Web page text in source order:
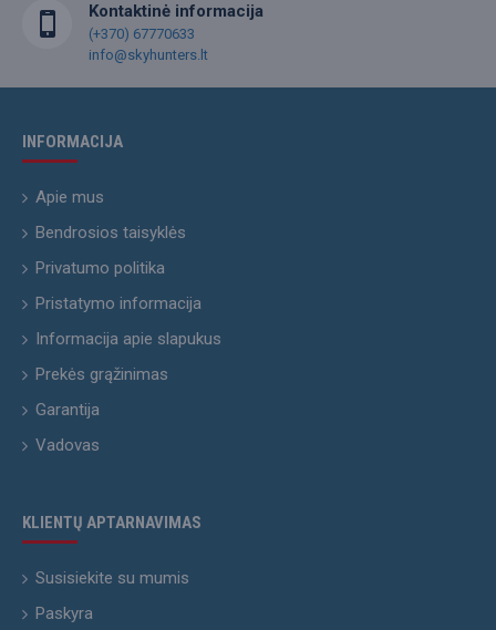
Kontaktinė informacija
(+370) 67770633
info@skyhunters.lt
INFORMACIJA
Apie mus
Bendrosios taisyklės
Privatumo politika
Pristatymo informacija
Informacija apie slapukus
Prekės grąžinimas
Garantija
Vadovas
KLIENTŲ APTARNAVIMAS
Susisiekite su mumis
Paskyra